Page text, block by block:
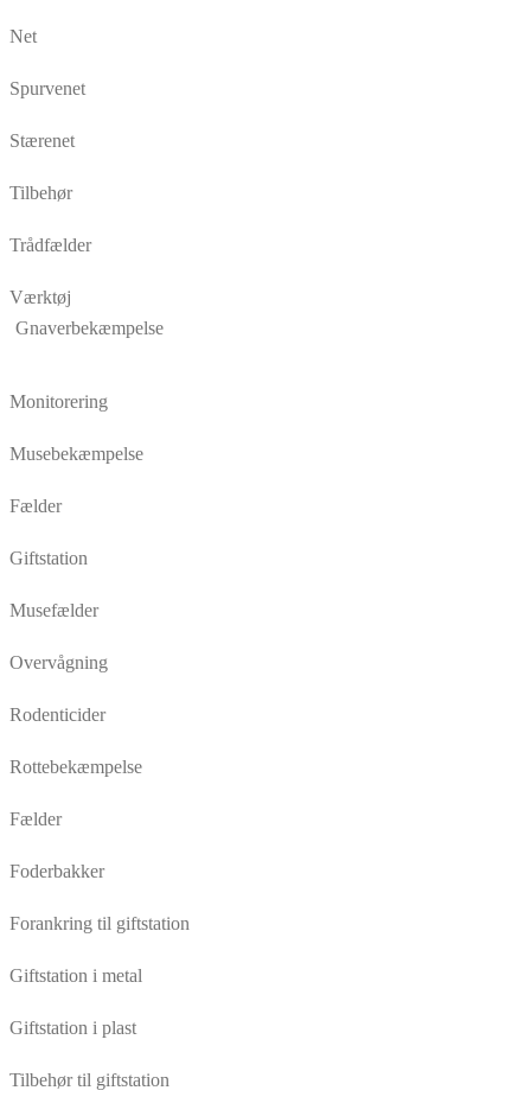
Net
Spurvenet
Stærenet
Tilbehør
Trådfælder
Værktøj
Gnaverbekæmpelse
Monitorering
Musebekæmpelse
Fælder
Giftstation
Musefælder
Overvågning
Rodenticider
Rottebekæmpelse
Fælder
Foderbakker
Forankring til giftstation
Giftstation i metal
Giftstation i plast
Tilbehør til giftstation